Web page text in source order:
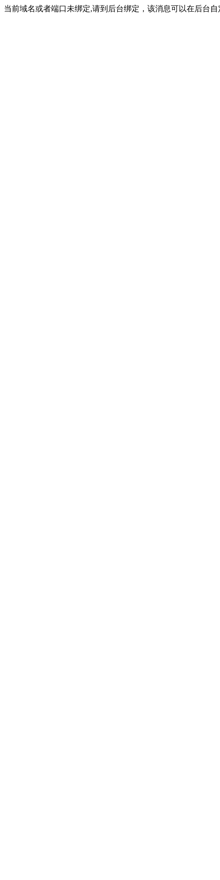
当前域名或者端口未绑定,请到后台绑定，该消息可以在后台自